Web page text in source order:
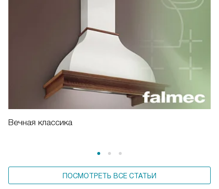
Вечная классика
ПОСМОТРЕТЬ ВСЕ СТАТЬИ